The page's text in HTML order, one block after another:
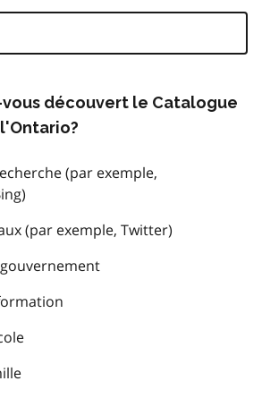
découvert le Catalogue
(par exemple,
(par exemple, Twitter)